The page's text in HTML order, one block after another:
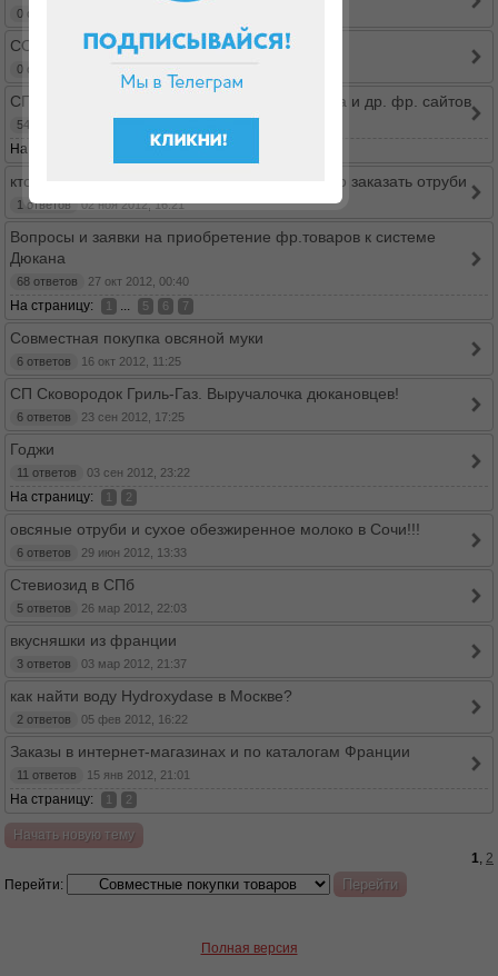
0 ответов
СОМ 1,5% Ростов-на-Дону
0 ответов 18 июл 2013, 10:42
СП по приобретению товаров с сайта Дюкана и др. фр. сайтов
54 ответов
На страницу: 5 6
кто-нибудь из краснодара не хочет совместно заказать отруби
1 ответов 02 ноя 2012, 16:21
Вопросы и заявки на приобретение фр.товаров к системе
Дюкана
68 ответов 27 окт 2012, 00:40
На страницу: 1 ... 5 6 7
Совместная покупка овсяной муки
6 ответов 16 окт 2012, 11:25
СП Сковородок Гриль-Газ. Выручалочка дюкановцев!
6 ответов 23 сен 2012, 17:25
Годжи
11 ответов 03 сен 2012, 23:22
На страницу: 1 2
овсяные отруби и сухое обезжиренное молоко в Сочи!!!
6 ответов 29 июн 2012, 13:33
Стевиозид в СПб
5 ответов 26 мар 2012, 22:03
вкусняшки из франции
3 ответов 03 мар 2012, 21:37
как найти воду Hydroxydase в Москве?
2 ответов 05 фев 2012, 16:22
Заказы в интернет-магазинах и по каталогам Франции
11 ответов 15 янв 2012, 21:01
На страницу: 1 2
Начать новую тему
1, 2
Перейти:
Полная версия